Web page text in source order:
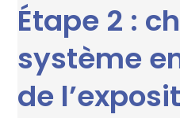
Étape 2 :
système
de